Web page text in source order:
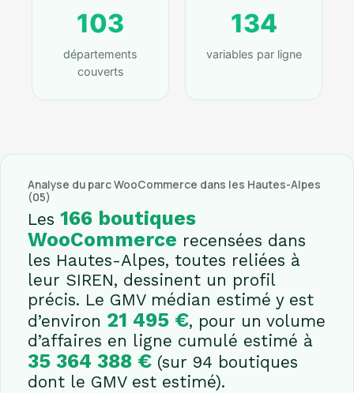
103
départements
couverts
134
variables par ligne
Analyse du parc WooCommerce dans les Hautes-Alpes
(05)
Les166 boutiques
WooCommerce recensées dans
les Hautes-Alpes, toutes reliées à
leur SIREN, dessinent un profil
précis. Le GMV médian estimé y est
d’environ 21 495 €, pour un volume
d’affaires en ligne cumulé estimé à
35 364 388 € (sur 94 boutiques
dont le GMV est estimé).